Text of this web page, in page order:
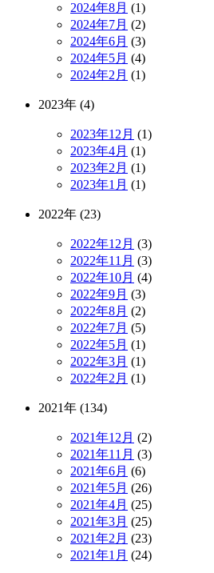
2024年8月 (1)
2024年7月 (2)
2024年6月 (3)
2024年5月 (4)
2024年2月 (1)
2023年 (4)
2023年12月 (1)
2023年4月 (1)
2023年2月 (1)
2023年1月 (1)
2022年 (23)
2022年12月 (3)
2022年11月 (3)
2022年10月 (4)
2022年9月 (3)
2022年8月 (2)
2022年7月 (5)
2022年5月 (1)
2022年3月 (1)
2022年2月 (1)
2021年 (134)
2021年12月 (2)
2021年11月 (3)
2021年6月 (6)
2021年5月 (26)
2021年4月 (25)
2021年3月 (25)
2021年2月 (23)
2021年1月 (24)